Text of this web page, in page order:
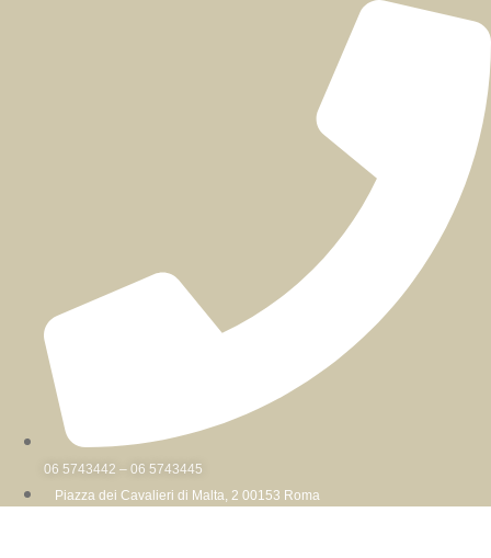
06 5743442 – 06 5743445
Piazza dei Cavalieri di Malta, 2 00153 Roma